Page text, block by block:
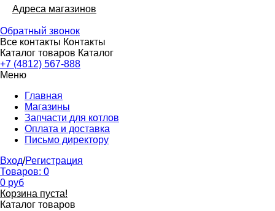
Адреса магазинов
Обратный звонок
Все контакты Контакты
Каталог товаров Каталог
+7 (4812) 567-888
Меню
Главная
Магазины
Запчасти для котлов
Оплата и доставка
Письмо директору
Вход/Регистрация
Товаров: 0
0 руб
Корзина пуста!
Каталог товаров